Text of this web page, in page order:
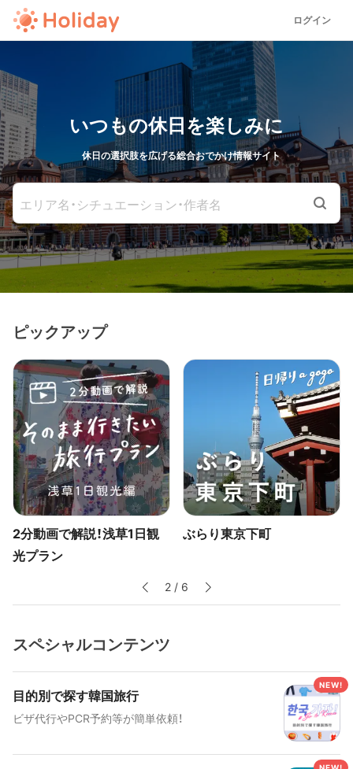
ログイン
いつもの休日を楽しみに
休日の選択肢を広げる総合おでかけ情報サイト
エリア名・シチュエーション・作者名
ピックアップ
2分動画で解説！浅草1日観
光プラン
ぶらり東京下町
2 / 6
スペシャルコンテンツ
目的別で探す韓国旅行
ビザ代行やPCR予約等が簡単依頼！